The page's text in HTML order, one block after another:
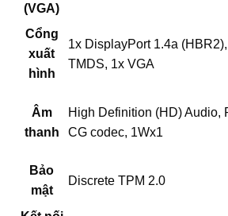
(VGA)
Cổng
xuất
hình
1x DisplayPort 1.4a
TMDS, 1x VGA
Âm
thanh
High Definition (HD) Audio,
CG codec, 1Wx1
Bảo
mật
Discrete TPM 2.0